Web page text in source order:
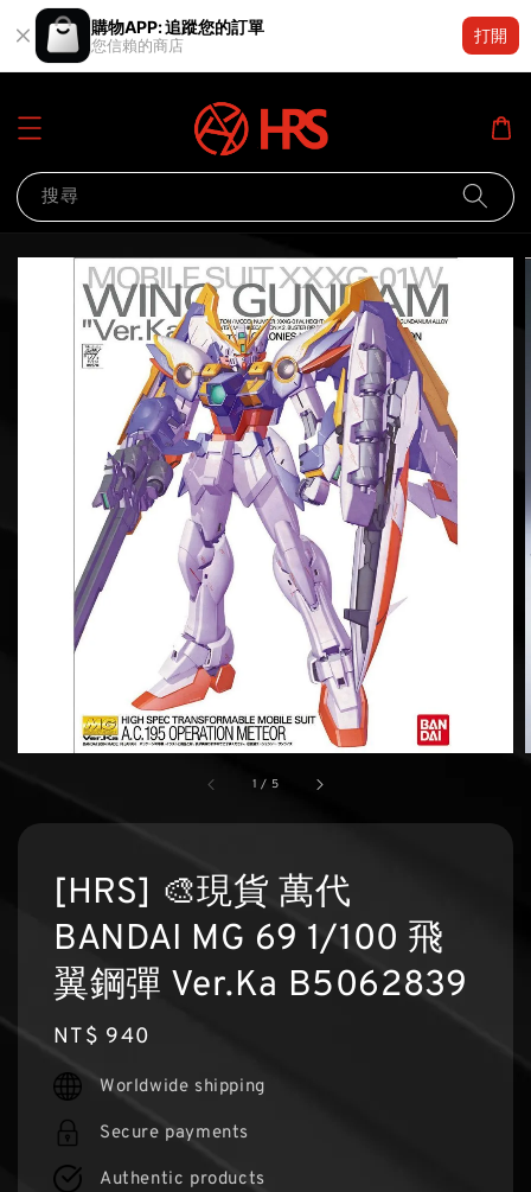
購物APP: 追蹤您的訂單
您信賴的商店
打開
搜尋
1 / 5
[HRS] 🎨現貨 萬代
BANDAI MG 69 1/100 飛
翼鋼彈 Ver.Ka B5062839
Regular
price
NT$ 940
Worldwide shipping
Secure payments
Authentic products